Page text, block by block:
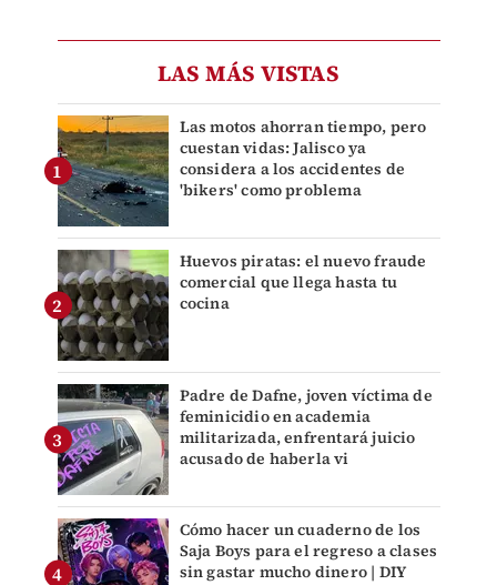
LAS MÁS VISTAS
Las motos ahorran tiempo, pero
cuestan vidas: Jalisco ya
considera a los accidentes de
'bikers' como problema
Huevos piratas: el nuevo fraude
comercial que llega hasta tu
cocina
Padre de Dafne, joven víctima de
feminicidio en academia
militarizada, enfrentará juicio
acusado de haberla vi
Cómo hacer un cuaderno de los
Saja Boys para el regreso a clases
sin gastar mucho dinero | DIY